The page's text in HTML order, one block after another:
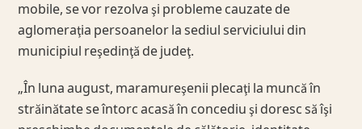
mobile, se vor rezolva şi probleme cauzate de
aglomeraţia persoanelor la sediul serviciului din
municipiul reşedinţă de judeţ.
„În luna august, maramureşenii plecaţi la muncă în
străinătate se întorc acasă în concediu şi doresc să îşi